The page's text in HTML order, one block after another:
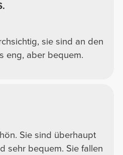
sie sind an den
eng, aber bequem.
Sie sind überhaupt
sehr bequem. Sie fallen